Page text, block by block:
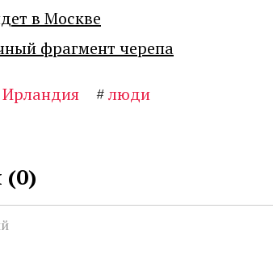
в Москве
фрагмент черепа
Ирландия #люди
(0)